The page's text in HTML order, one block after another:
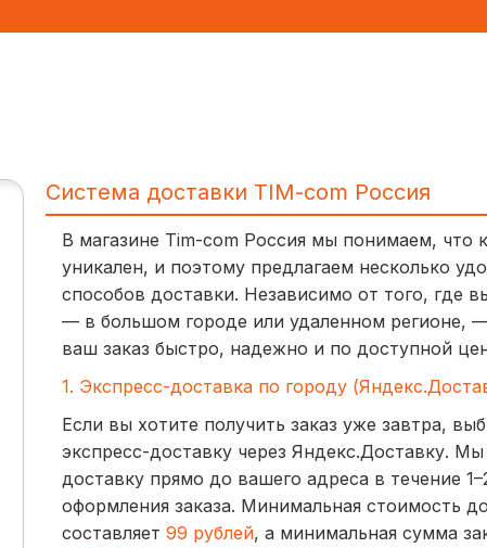
Система доставки TIM-com Россия
В магазине Tim-com Россия мы понимаем, что
уникален, и поэтому предлагаем несколько
способов доставки. Независимо от того, где
— в большом городе или удаленном регионе,
ваш заказ быстро, надежно и по доступной
1. Экспресс-доставка по городу
Если вы хотите получить заказ уже завтра,
экспресс-доставку через Яндекс.Доставку. Мы
доставку прямо до вашего адреса в течение
оформления заказа. Минимальная стоимость
составляет 99 рублей, а минимальная сумма